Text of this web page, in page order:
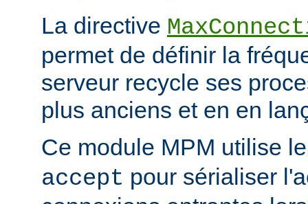
La directive
permet de définir la
serveur recycle ses
plus anciens et en en
Ce module MPM utilise
accept pour sérialiser